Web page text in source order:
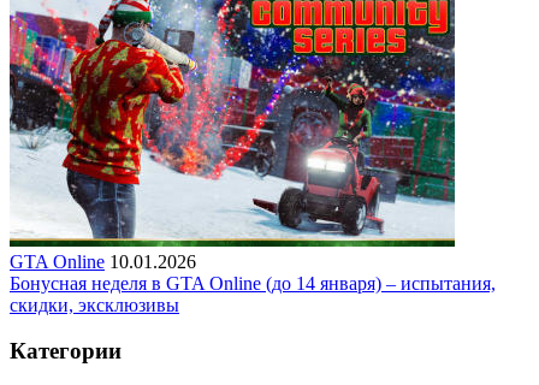
GTA Online 10.01.2026
Бонусная неделя в GTA Online (до 14 января) – испытания,
скидки, эксклюзивы
Категории